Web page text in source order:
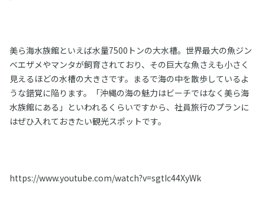
美ら海水族館といえば水量7500トンの大水槽。世界最大の魚ジン
ベエザメやマンタが飼育されており、その巨大な魚さえも小さく
見えるほどの水槽の大きさです。まるで海の中を散歩しているよ
うな錯覚に陥ります。「沖縄の海の魅力はビーチではなく美ら海
水族館にある」といわれるくらいですから、社員旅行のプランに
はぜひ入れておきたい観光スポットです。
https://www.youtube.com/watch?v=sgtIc44XyWk